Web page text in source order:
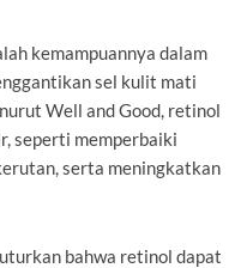
kemampuannya dalam
sel kulit mati
Well and Good, retinol
seperti memperbaiki
serta meningkatkan
bahwa retinol dapat